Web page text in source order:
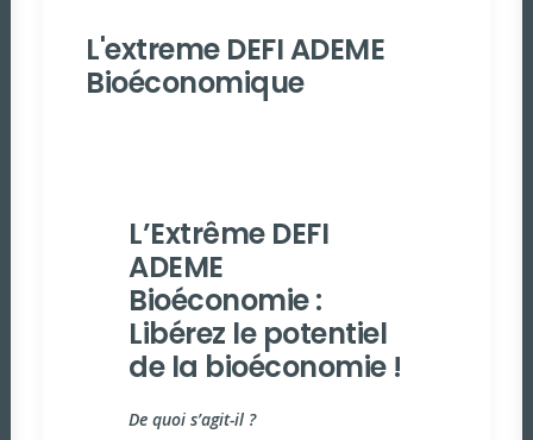
L'extreme DEFI ADEME
Bioéconomique
L’Extrême DEFI
ADEME
Bioéconomie :
Libérez le potentiel
de la bioéconomie !
De quoi s’agit-il ?